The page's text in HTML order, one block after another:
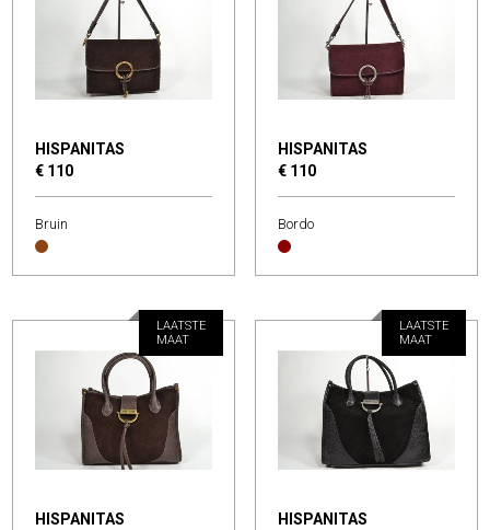
HISPANITAS
€ 110
Bruin
HISPANITAS
€ 110
Bordo
HISPANITAS
LAATSTE
MAAT
HISPANITAS
LAATSTE
MAAT